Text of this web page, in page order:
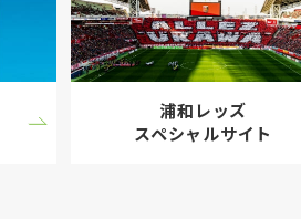
浦和レッズ
スペシャルサイト